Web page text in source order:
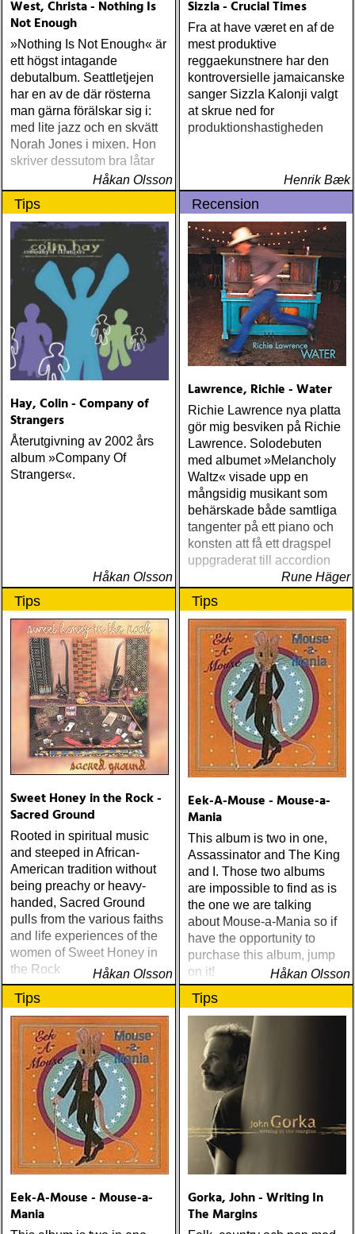
1973 (Kent) Steve Earle I’ll
Never Get Out Of This
World Alive (New West) OK
Star Orchestra The Beat
and the Melody (Rootsy)
Chip Taylor Rock and Roll
Joe (Trainwreck) Israel
Nash Gripka Barn Doors &
Levon Helm Live At The
Ryman (Vanguard) Kjell
Gustavsson and the
Rhythm 'n' Blues Orchestra
The Boogie Boys (KG
Music Production) Nick
Lowe The Old Magic
(Proper) Tom Waits Bad As
Me (Anti) Chip Taylor w
Paal Flaata & Ida Jenshus
On This Darkest Day
West, Christa - Nothing Is
Not Enough
»Nothing Is Not Enough« är
ett högst intagande
debutalbum. Seattletjejen
har en av de där rösterna
man gärna förälskar sig i:
med lite jazz och en skvätt
Norah Jones i mixen. Hon
skriver dessutom bra låtar
Håkan Olsson
Sizzla - Crucial Times
Fra at have været en af de
mest produktive
reggaekunstnere har den
kontroversielle jamaicanske
sanger Sizzla Kalonji valgt
at skrue ned for
produktionshastigheden
Henrik Bæk
Tips
Hay, Colin - Company of
Strangers
Återutgivning av 2002 års
album »Company Of
Strangers«.
Håkan Olsson
Recension
Lawrence, Richie - Water
Richie Lawrence nya platta
gör mig besviken på Richie
Lawrence. Solodebuten
med albumet »Melancholy
Waltz« visade upp en
mångsidig musikant som
behärskade både samtliga
tangenter på ett piano och
konsten att få ett dragspel
uppgraderat till accordion
Rune Häger
Tips
Sweet Honey in the Rock -
Sacred Ground
Rooted in spiritual music
and steeped in African-
American tradition without
being preachy or heavy-
handed, Sacred Ground
pulls from the various faiths
and life experiences of the
women of Sweet Honey in
the Rock
Håkan Olsson
Tips
Eek-A-Mouse - Mouse-a-
Mania
This album is two in one,
Assassinator and The King
and I. Those two albums
are impossible to find as is
the one we are talking
about Mouse-a-Mania so if
have the opportunity to
purchase this album, jump
on it!
Håkan Olsson
Tips
Eek-A-Mouse - Mouse-a-
Mania
Tips
Gorka, John - Writing In
The Margins